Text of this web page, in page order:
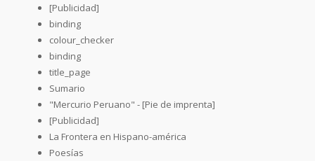
[Publicidad]
binding
colour_checker
binding
title_page
Sumario
"Mercurio Peruano" - [Pie de imprenta]
[Publicidad]
La Frontera en Hispano-américa
Poesías